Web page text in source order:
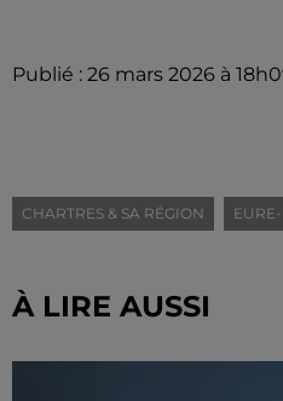
Publié : 26 mars 2026 à
CHARTRES & SA RÉGION
À LIRE AUSSI